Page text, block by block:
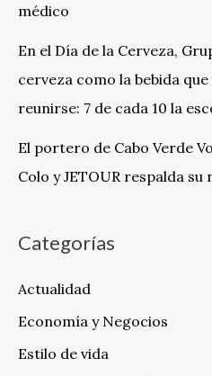
médico
En el Día de la Cerveza,
cerveza como la bebida
reunirse: 7 de cada 10 la
El portero de Cabo Verde
Colo y JETOUR respalda su
Categorías
Actualidad
Economía y Negocios
Estilo de vida